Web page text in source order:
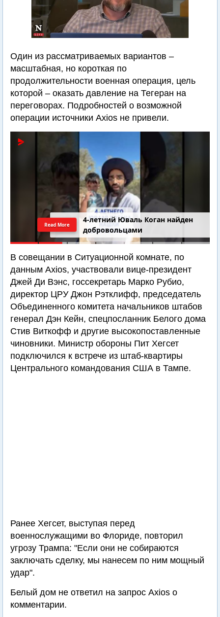
Один из рассматриваемых вариантов –
масштабная, но короткая по
продолжительности военная операция, цель
которой – оказать давление на Тегеран на
переговорах. Подробностей о возможной
операции источники Axios не привели.
4-летний Юваль Коган найден
добровольцами
Read More
В совещании в Ситуационной комнате, по
данным Axios, участвовали вице-президент
Джей Ди Вэнс, госсекретарь Марко Рубио,
директор ЦРУ Джон Рэтклифф, председатель
Объединенного комитета начальников штабов
генерал Дэн Кейн, спецпосланник Белого дома
Стив Виткофф и другие высокопоставленные
чиновники. Министр обороны Пит Хегсет
подключился к встрече из штаб-квартиры
Центрального командования США в Тампе.
Ранее Хегсет, выступая перед
военнослужащими во Флориде, повторил
угрозу Трампа: "Если они не собираются
заключать сделку, мы нанесем по ним мощный
удар".
Белый дом не ответил на запрос Axios о
комментарии.